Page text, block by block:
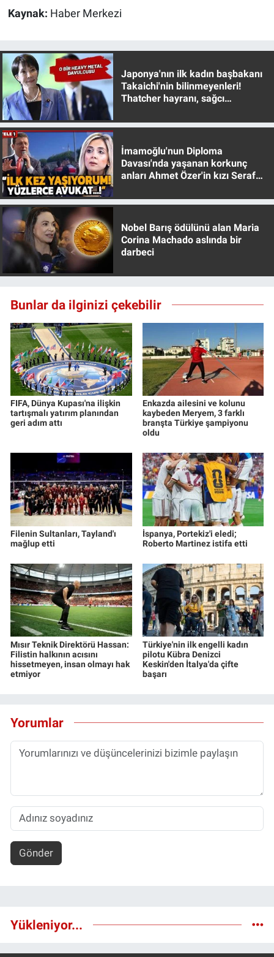
Kaynak: Haber Merkezi
Japonya'nın ilk kadın başbakanı
Takaichi'nin bilinmeyenleri!
Thatcher hayranı, sağcı
İmamoğlu'nun Diploma
Davası'nda yaşanan korkunç
anları Ahmet Özer'in kızı Seraf
Nobel Barış ödülünü alan Maria
Corina Machado aslında bir
darbeci
Bunlar da ilginizi çekebilir
FIFA, Dünya Kupası'na ilişkin
tartışmalı yatırım planından
geri adım attı
Enkazda ailesini ve kolunu
kaybeden Meryem, 3 farklı
branşta Türkiye şampiyonu
oldu
Filenin Sultanları, Tayland'ı
mağlup etti
İspanya, Portekiz'i eledi;
Roberto Martinez istifa etti
Mısır Teknik Direktörü Hassan:
Filistin halkının acısını
hissetmeyen, insan olmayı hak
etmiyor
Türkiye'nin ilk engelli kadın
pilotu Kübra Denizci
Keskin'den İtalya'da çifte
başarı
Yorumlar
Gönder
Yükleniyor...